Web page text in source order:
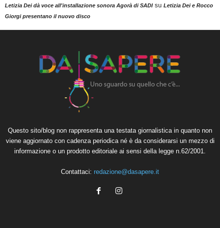
Letizia Dei dà voce all'installazione sonora Agorà di SADIsu Letizia Dei e Rocco
Giorgi presentano il nuovo disco
Questo sito/blog non rappresenta una testata giornalistica in quanto non
viene aggiornato con cadenza periodica né è da considerarsi un mezzo di
informazione o un prodotto editoriale ai sensi della legge n.62/2001.
Contattaci: redazione@dasapere.it